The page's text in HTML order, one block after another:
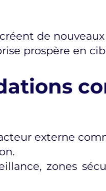
de
prospère en
externe
zones